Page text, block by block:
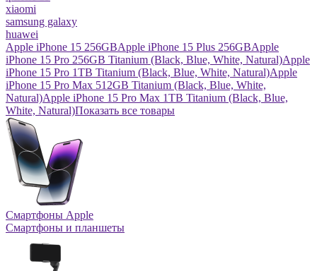
xiaomi
samsung galaxy
huawei
Apple iPhone 15 256GBApple iPhone 15 Plus 256GBApple
iPhone 15 Pro 256GB Titanium (Black, Blue, White, Natural)Apple
iPhone 15 Pro 1TB Titanium (Black, Blue, White, Natural)Apple
iPhone 15 Pro Max 512GB Titanium (Black, Blue, White,
Natural)Apple iPhone 15 Pro Max 1TB Titanium (Black, Blue,
White, Natural)Показать все товары
Смартфоны Apple
Смартфоны и планшеты